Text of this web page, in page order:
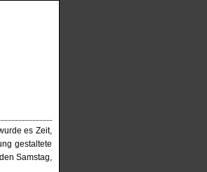
es Zeit,
gestaltete
Samstag,